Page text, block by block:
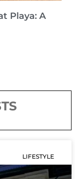
Playa: A
LIFESTYLE